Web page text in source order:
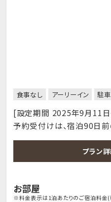
食事なし アーリーイン 駐
[設定期間 2025年9月11
予約受付けは、宿泊90日
プラン
お部屋
※料金表示は1泊あたりのご宿泊料金(